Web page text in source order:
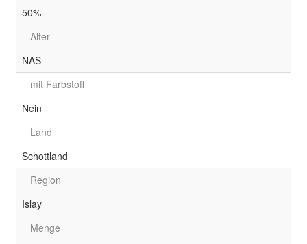
50%
Alter
NAS
mit Farbstoff
Nein
Land
Schottland
Region
Islay
Menge